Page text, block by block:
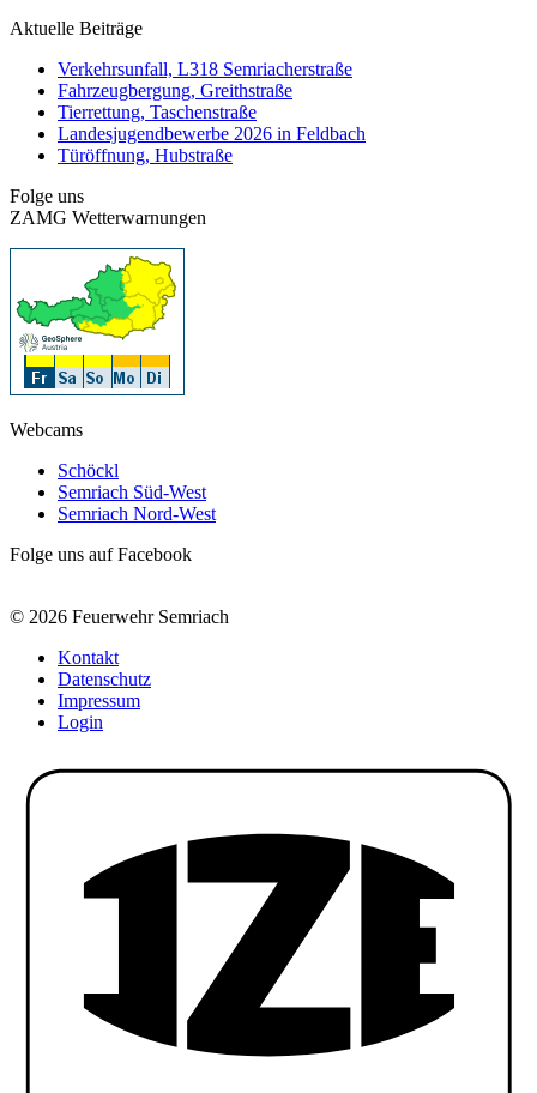
Aktuelle Beiträge
Verkehrsunfall, L318 Semriacherstraße
Fahrzeugbergung, Greithstraße
Tierrettung, Taschenstraße
Landesjugendbewerbe 2026 in Feldbach
Türöffnung, Hubstraße
Folge uns
ZAMG Wetterwarnungen
Webcams
Schöckl
Semriach Süd-West
Semriach Nord-West
Folge uns auf Facebook
© 2026 Feuerwehr Semriach
Kontakt
Datenschutz
Impressum
Login